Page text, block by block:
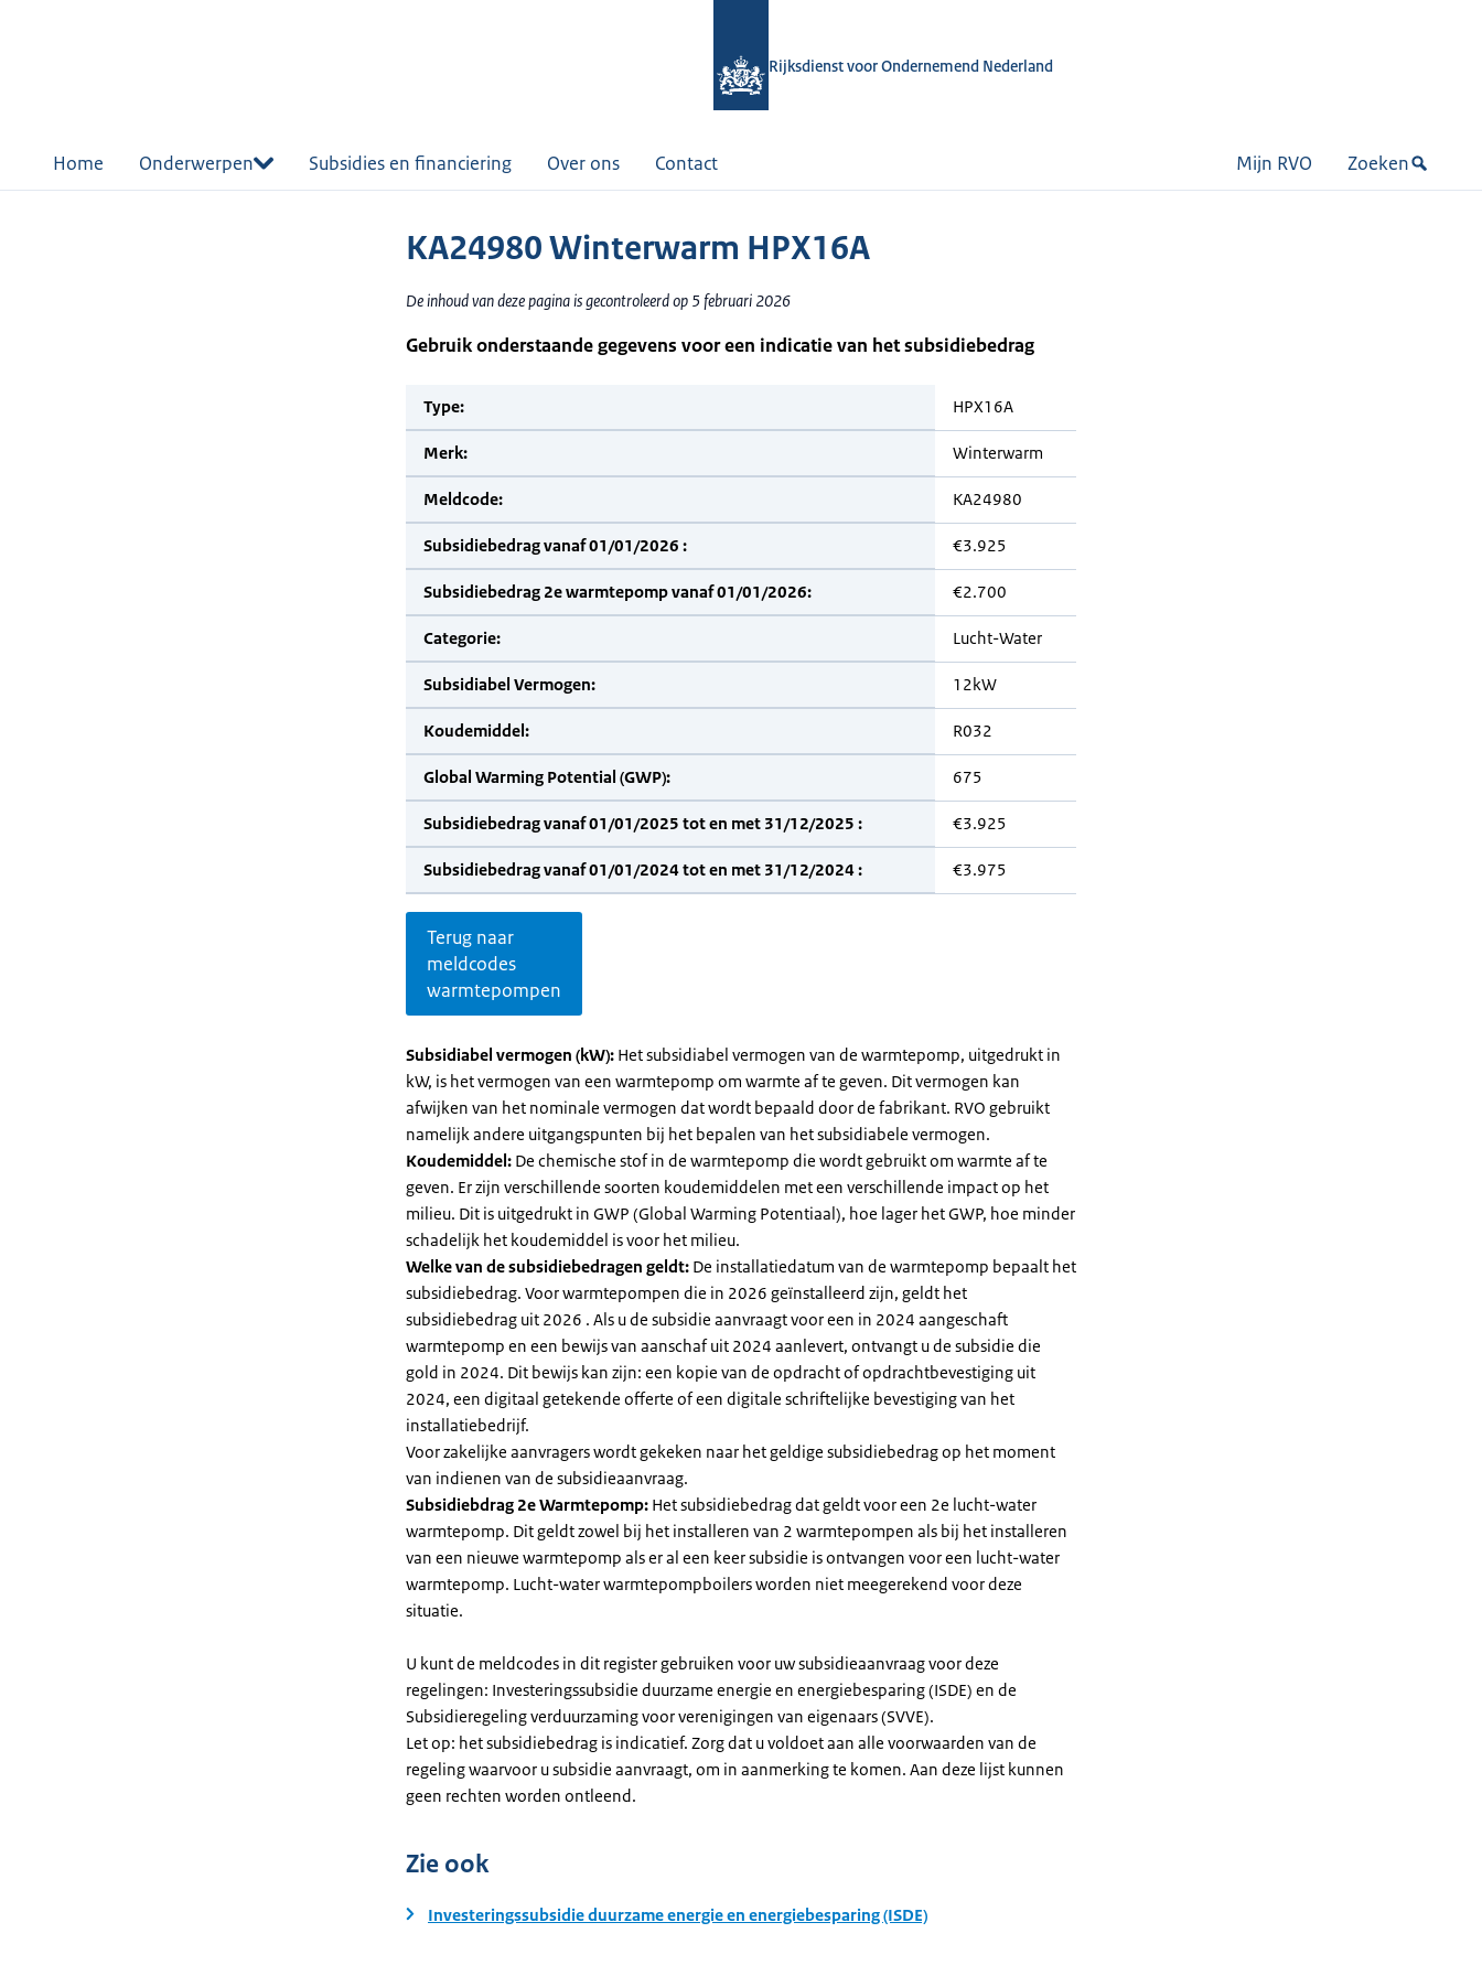
Rijksdienst voor Ondernemend Nederland
Home Onderwerpen Subsidies en financiering Over ons Contact Mijn RVO Zoeken
KA24980 Winterwarm HPX16A
De inhoud van deze pagina is gecontroleerd op 5 februari 2026
Gebruik onderstaande gegevens voor een indicatie van het subsidiebedrag
Type: HPX16A
Merk: Winterwarm
Meldcode: KA24980
Subsidiebedrag vanaf 01/01/2026 : €3.925
Subsidiebedrag 2e warmtepomp vanaf 01/01/2026: €2.700
Categorie: Lucht-Water
Subsidiabel Vermogen: 12kW
Koudemiddel: R032
Global Warming Potential (GWP): 675
Subsidiebedrag vanaf 01/01/2025 tot en met 31/12/2025 : €3.925
Subsidiebedrag vanaf 01/01/2024 tot en met 31/12/2024 : €3.975
Terug naar
meldcodes
warmtepompen
Subsidiabel vermogen (kW): Het subsidiabel vermogen van de warmtepomp, uitgedrukt in
kW, is het vermogen van een warmtepomp om warmte af te geven. Dit vermogen kan
afwijken van het nominale vermogen dat wordt bepaald door de fabrikant. RVO gebruikt
namelijk andere uitgangspunten bij het bepalen van het subsidiabele vermogen.
Koudemiddel: De chemische stof in de warmtepomp die wordt gebruikt om warmte af te
geven. Er zijn verschillende soorten koudemiddelen met een verschillende impact op het
milieu. Dit is uitgedrukt in GWP (Global Warming Potentiaal), hoe lager het GWP, hoe minder
schadelijk het koudemiddel is voor het milieu.
Welke van de subsidiebedragen geldt: De installatiedatum van de warmtepomp bepaalt het
subsidiebedrag. Voor warmtepompen die in 2026 geïnstalleerd zijn, geldt het
subsidiebedrag uit 2026 . Als u de subsidie aanvraagt voor een in 2024 aangeschaft
warmtepomp en een bewijs van aanschaf uit 2024 aanlevert, ontvangt u de subsidie die
gold in 2024. Dit bewijs kan zijn: een kopie van de opdracht of opdrachtbevestiging uit
2024, een digitaal getekende offerte of een digitale schriftelijke bevestiging van het
installatiebedrijf.
Voor zakelijke aanvragers wordt gekeken naar het geldige subsidiebedrag op het moment
van indienen van de subsidieaanvraag.
Subsidiebdrag 2e Warmtepomp: Het subsidiebedrag dat geldt voor een 2e lucht-water
warmtepomp. Dit geldt zowel bij het installeren van 2 warmtepompen als bij het installeren
van een nieuwe warmtepomp als er al een keer subsidie is ontvangen voor een lucht-water
warmtepomp. Lucht-water warmtepompboilers worden niet meegerekend voor deze
situatie.
U kunt de meldcodes in dit register gebruiken voor uw subsidieaanvraag voor deze
regelingen: Investeringssubsidie duurzame energie en energiebesparing (ISDE) en de
Subsidieregeling verduurzaming voor verenigingen van eigenaars (SVVE).
Let op: het subsidiebedrag is indicatief. Zorg dat u voldoet aan alle voorwaarden van de
regeling waarvoor u subsidie aanvraagt, om in aanmerking te komen. Aan deze lijst kunnen
geen rechten worden ontleend.
Zie ook
Investeringssubsidie duurzame energie en energiebesparing (ISDE)